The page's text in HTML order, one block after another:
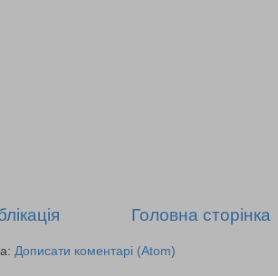
Головна сторінка
Дописати коментарі (Atom)